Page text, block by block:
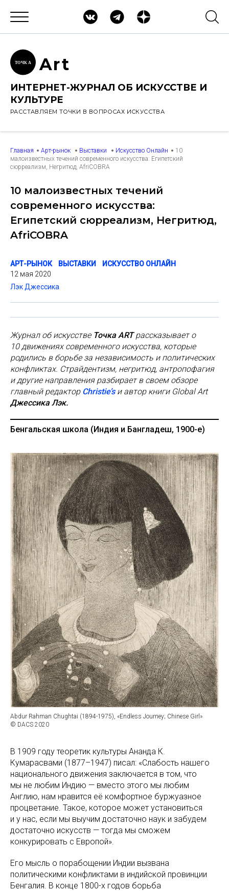
ТОЧК А Art
ИНТЕРНЕТ-ЖУРНАЛ ОБ ИСКУССТВЕ И
КУЛЬТУРЕ
РАССТАВЛЯЕМ ТОЧКИ В ВОПРОСАХ ИСКУССТВА
Главная Арт-рынок Выставки Искусство Онлайн
10
малоизвестных течений современного искусства: Египетский
сюрреализм, Негритюд, AfriCOBRA
10 малоизвестных течений
современного искусства:
Египетский сюрреализм, Негритюд,
AfriCOBRA
АРТ-РЫНОК ВЫСТАВКИ
ИСКУССТВО ОНЛАЙН
12 мая 2020
Лэк Джессика
Журнал об искусстве Точка ARTрассказывает о
10 движениях современного искусства, которые
родились в борьбе за независимость и политических
конфликтах. Страйдентизм, негритюд, антропофагия
и другие направления разбирает в своем обзоре
главный редактор Christie’s и автор книги Global Art
Джессика Лэк.
Бенгальская школа (Индия и Бангладеш, 1900-е)
Abdur Rahman Chughtai (1894-1975), «Endless Journey; Chinese Girl»
© DACS 2020
В 1909 году теоретик культуры Ананда К.
Кумарасвами (1877–1947) писал: «Слабость нашего
национального движения заключается в том, что
мы не любим Индию — вместо этого мы любим
Англию, нам нравится её комфортное буржуазное
процветание. Такое, которое может установиться
и у нас, если мы выучим достаточно наук и забудем
достаточно искусств — тогда мы сможем
конкурировать с Европой».
Его мысль о порабощении Индии вызвана
политическими конфликтами в индийской провинции
Бенгалия. В конце 1800-х годов борьба